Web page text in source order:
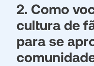
2. Como
cultura de
para se